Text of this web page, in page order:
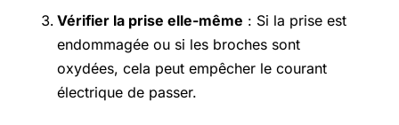
Vérifier la prise elle-même : Si la prise est
endommagée ou si les broches sont
oxydées, cela peut empêcher le courant
électrique de passer.